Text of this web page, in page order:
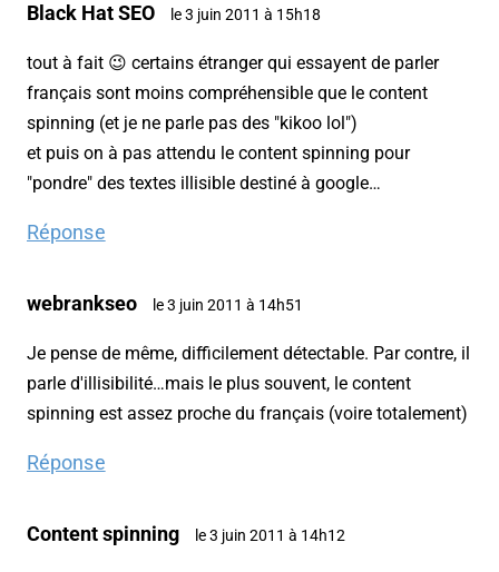
Black Hat SEO le 3 juin 2011 à 15h18
tout à fait 😉 certains étranger qui essayent de parler
français sont moins compréhensible que le content
spinning (et je ne parle pas des "kikoo lol")
et puis on à pas attendu le content spinning pour
"pondre" des textes illisible destiné à google…
Réponse
webrankseo le 3 juin 2011 à 14h51
Je pense de même, difficilement détectable. Par contre, il
parle d'illisibilité…mais le plus souvent, le content
spinning est assez proche du français (voire totalement)
Réponse
Content spinning le 3 juin 2011 à 14h12